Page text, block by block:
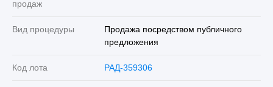
продаж
Вид процедуры
Продажа посредством публичного
предложения
Код лота РАД-359306